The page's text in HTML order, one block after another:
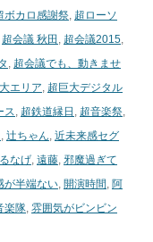
ボカロ感謝祭, 超ローソ
超会議 秋田 , 超会議2015,
, 超会議でも、動きませ
エリア, 超巨大デジタル
ス, 超鉄道縁日 , 超音楽祭,
, 辻ちゃん, 近未来感セグ
なげ, 遠藤, 邪魔過ぎて
が半端ない, 開演時間, 阿
楽隊, 雰囲気がビンビン